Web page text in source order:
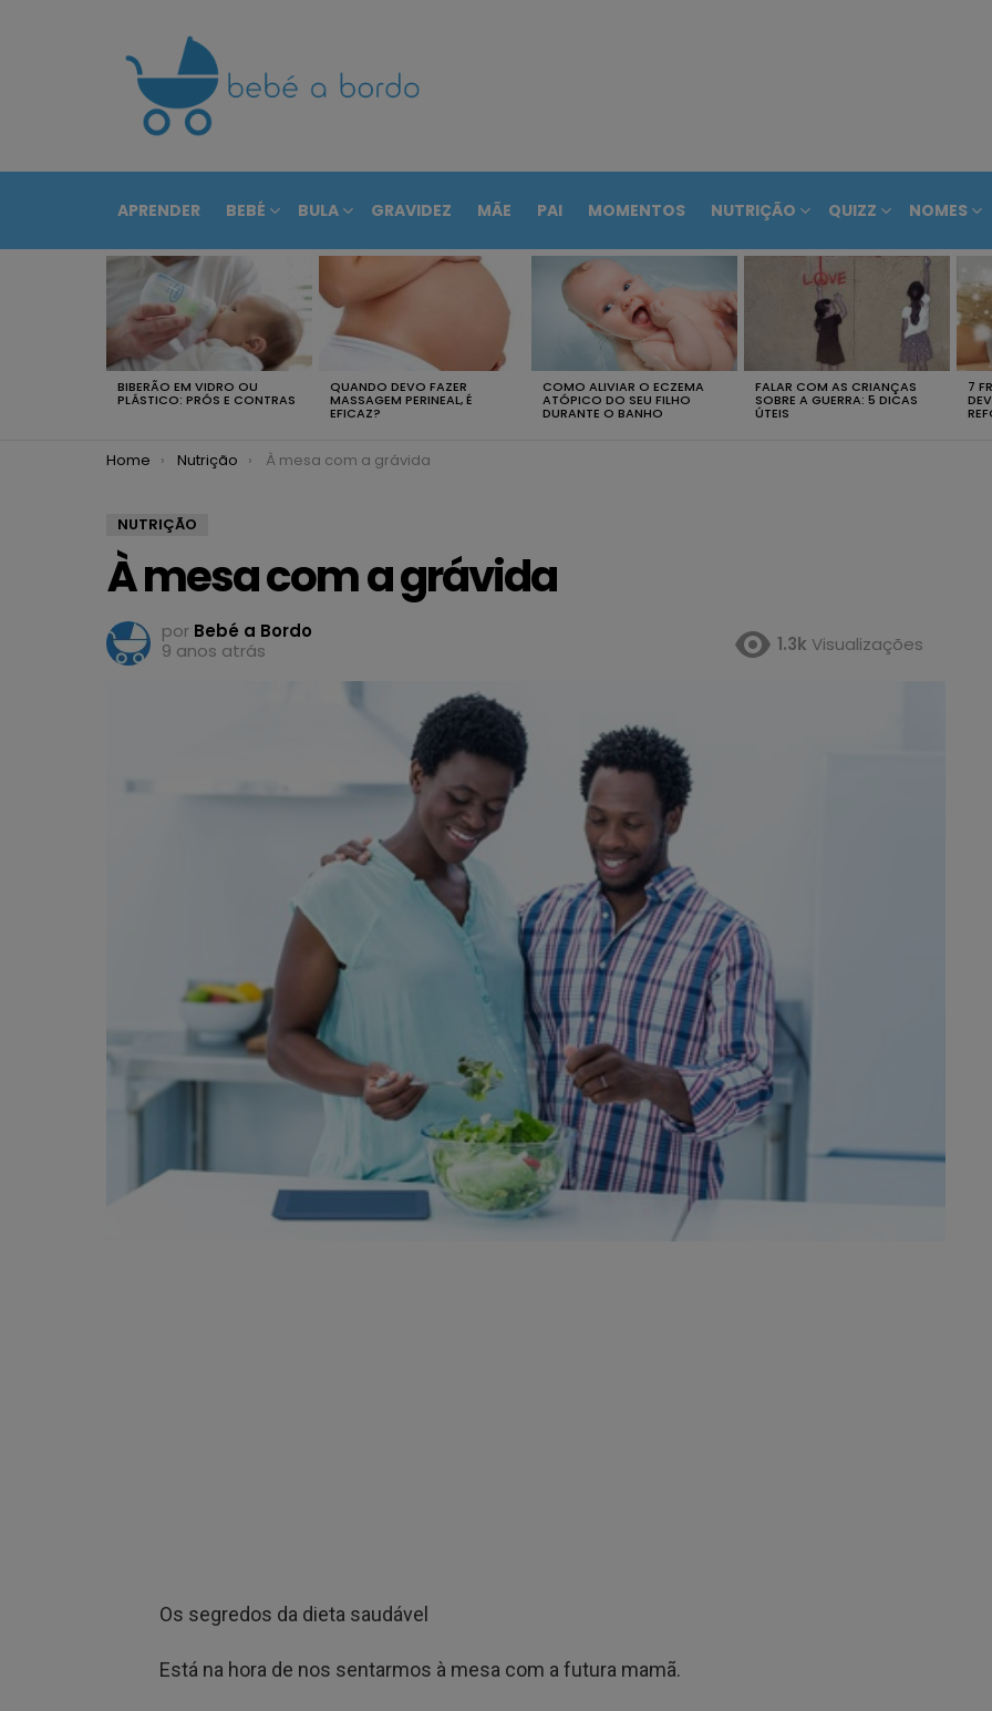
APRENDER BEBÉ BULA GRAVIDEZ MÃE PAI MOMENTOS NUTRIÇÃO QUIZZ NOMES
RECENTEMENTE
BIBERÃO EM VIDRO OU
PLÁSTICO: PRÓS E CONTRAS
QUANDO DEVO FAZER
MASSAGEM PERINEAL, É
EFICAZ?
COMO ALIVIAR O ECZEMA
ATÓPICO DO SEU FILHO
DURANTE O BANHO
FALAR COM AS CRIANÇAS
SOBRE A GUERRA: 5 DICAS
ÚTEIS
7
You are here:
Home Nutrição À mesa com a grávida
NUTRIÇÃO
À mesa com a grávida
por Bebé a Bordo
9 anos atrás
1.3k Visualizações
Os segredos da dieta saudável
Está na hora de nos sentarmos à mesa com a futura mamã.